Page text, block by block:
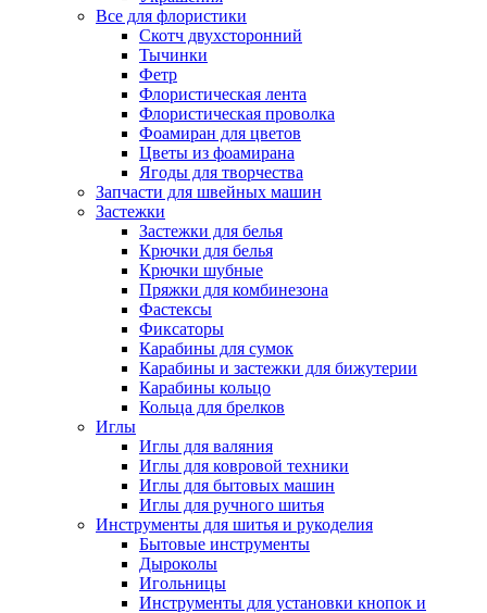
Все для флористики
Скотч двухсторонний
Тычинки
Фетр
Флористическая лента
Флористическая проволка
Фоамиран для цветов
Цветы из фоамирана
Ягоды для творчества
Запчасти для швейных машин
Застежки
Застежки для белья
Крючки для белья
Крючки шубные
Пряжки для комбинезона
Фастексы
Фиксаторы
Карабины для сумок
Карабины и застежки для бижутерии
Карабины кольцо
Кольца для брелков
Иглы
Иглы для валяния
Иглы для ковровой техники
Иглы для бытовых машин
Иглы для ручного шитья
Инструменты для шитья и рукоделия
Бытовые инструменты
Дыроколы
Игольницы
Инструменты для установки кнопок и